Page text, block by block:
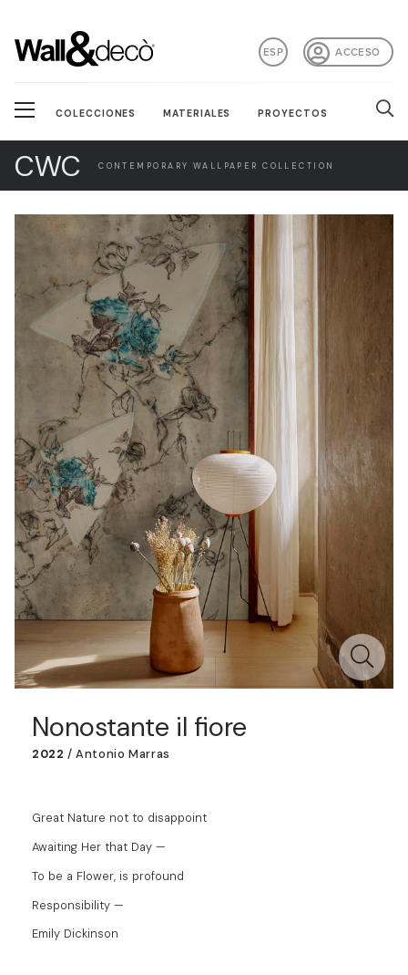
ACCESO
ESP
COLECCIONES MATERIALES PROYECTOS
CWC CONTEMPORARY WALLPAPER COLLECTION
Nonostante il fiore
2022 / Antonio Marras
Great Nature not to disappoint
Awaiting Her that Day —
To be a Flower, is profound
Responsibility —
Emily Dickinson